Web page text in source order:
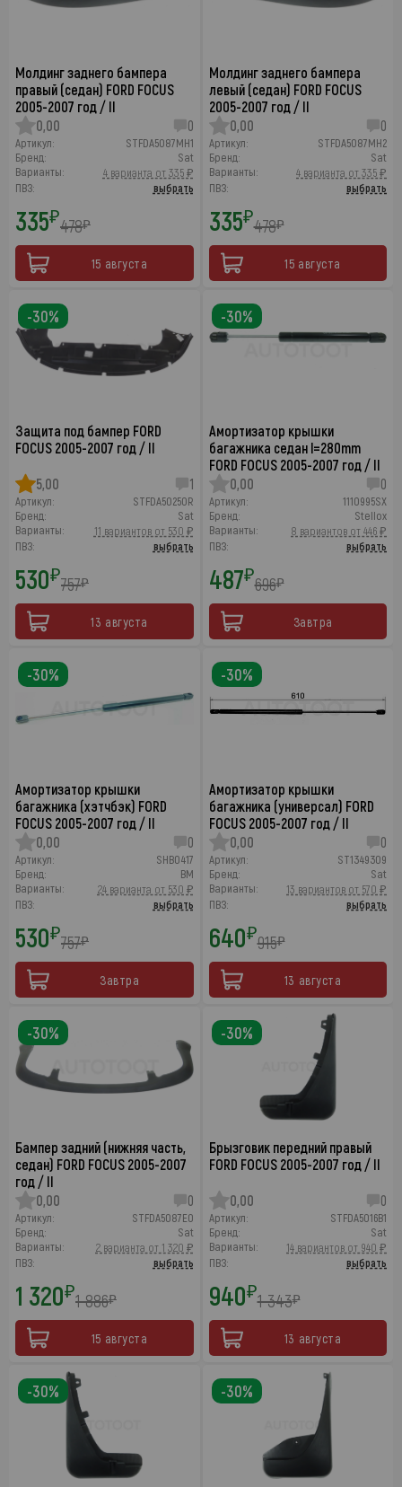
Молдинг заднего бампера
правый (седан) FORD FOCUS
2005-2007 год / II
0,00
0
Артикул:
STFDA5087MH1
Бренд:
Sat
Варианты:
4 варианта от 335 ₽
ПВЗ:
выбрать
335₽478₽
15 августа
Молдинг заднего бампера
левый (седан) FORD FOCUS
2005-2007 год / II
0,00
0
Артикул:
STFDA5087MH2
Бренд:
Sat
Варианты:
4 варианта от 335 ₽
ПВЗ:
выбрать
335₽478₽
15 августа
Защита под бампер FORD
FOCUS 2005-2007 год / II
5,00 1
Артикул:
STFDA50250R
Бренд:
Sat
Варианты:
11 вариантов от 530 ₽
ПВЗ:
выбрать
530₽757₽
13 августа
-30%
Амортизатор крышки
багажника седан l=280mm
FORD FOCUS 2005-2007 год / II
0,00
0
Артикул:
1110995SX
Бренд:
Stellox
Варианты:
8 вариантов от 446 ₽
ПВЗ:
выбрать
487₽696₽
Завтра
-30%
Амортизатор крышки
багажника (хэтчбэк) FORD
FOCUS 2005-2007 год / II
0,00
0
Артикул:
SHB0417
Бренд:
BM
Варианты:
24 варианта от 530 ₽
ПВЗ:
выбрать
530₽757₽
Завтра
-30%
Амортизатор крышки
багажника (универсал) FORD
FOCUS 2005-2007 год / II
0,00
0
Артикул:
ST1349309
Бренд:
Sat
Варианты:
13 вариантов от 570 ₽
ПВЗ:
выбрать
640₽915₽
13 августа
-30%
Бампер задний (нижняя часть,
седан) FORD FOCUS 2005-2007
год / II
0,00
0
Артикул:
STFDA5087E0
Бренд:
Sat
Варианты:
2 варианта от 1 320 ₽
ПВЗ:
выбрать
1 320₽1 886₽
15 августа
-30%
Брызговик передний правый
FORD FOCUS 2005-2007 год / II
0,00 0
Артикул:
STFDA5016B1
Бренд:
Sat
Варианты:
14 вариантов от 940 ₽
ПВЗ:
выбрать
940₽1 343₽
13 августа
-30%
-30% -30%